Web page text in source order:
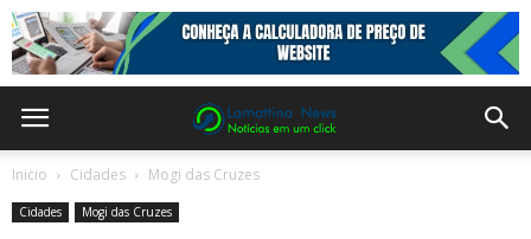
Inicio Cidades Mogi das Cruzes
Cidades Mogi das Cruzes